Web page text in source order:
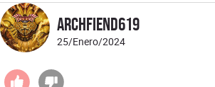
Archfiend619
25/Enero/2024